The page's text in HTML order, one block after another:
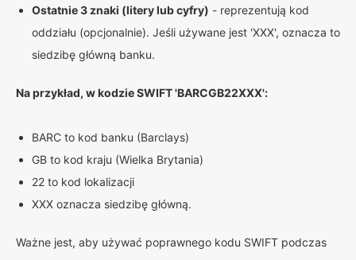
Ostatnie 3 znaki (litery lub cyfry) - reprezentują kod
oddziału (opcjonalnie). Jeśli używane jest 'XXX', oznacza to
siedzibę główną banku.
Na przykład, w kodzie SWIFT 'BARCGB22XXX':
BARC to kod banku (Barclays)
GB to kod kraju (Wielka Brytania)
22 to kod lokalizacji
XXX oznacza siedzibę główną.
Ważne jest, aby używać poprawnego kodu SWIFT podczas